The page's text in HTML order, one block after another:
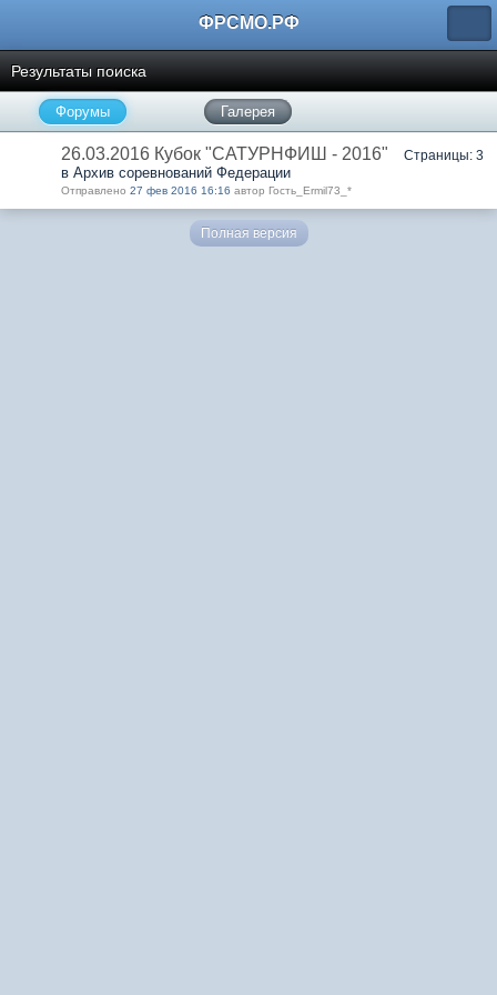
ФРСМО.РФ
Результаты поиска
Форумы Галерея
26.03.2016 Кубок "САТУРНФИШ - 2016" Страницы: 3
в Архив соревнований Федерации
Отправлено 27 фев 2016 16:16 автор Гость_Ermil73_*
Полная версия